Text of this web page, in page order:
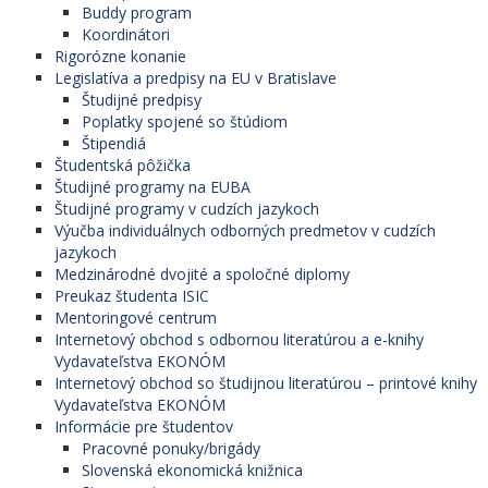
Buddy program
Koordinátori
Rigorózne konanie
Legislatíva a predpisy na EU v Bratislave
Študijné predpisy
Poplatky spojené so štúdiom
Štipendiá
Študentská pôžička
Študijné programy na EUBA
Študijné programy v cudzích jazykoch
Výučba individuálnych odborných predmetov v cudzích
jazykoch
Medzinárodné dvojité a spoločné diplomy
Preukaz študenta ISIC
Mentoringové centrum
Internetový obchod s odbornou literatúrou a e-knihy
Vydavateľstva EKONÓM
Internetový obchod so študijnou literatúrou – printové knihy
Vydavateľstva EKONÓM
Informácie pre študentov
Pracovné ponuky/brigády
Slovenská ekonomická knižnica